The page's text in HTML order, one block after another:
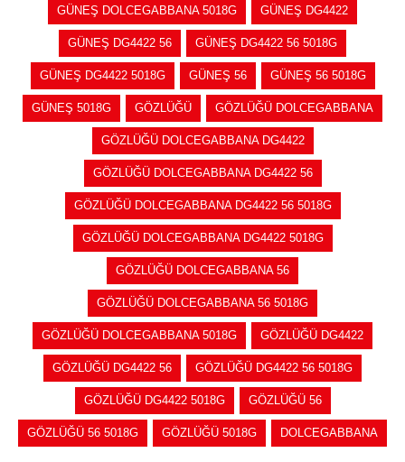
GÜNEŞ DOLCEGABBANA 5018G GÜNEŞ DG4422
GÜNEŞ DG4422 56 GÜNEŞ DG4422 56 5018G
GÜNEŞ DG4422 5018G GÜNEŞ 56 GÜNEŞ 56 5018G
GÜNEŞ 5018G GÖZLÜĞÜ GÖZLÜĞÜ DOLCEGABBANA
GÖZLÜĞÜ DOLCEGABBANA DG4422
GÖZLÜĞÜ DOLCEGABBANA DG4422 56
GÖZLÜĞÜ DOLCEGABBANA DG4422 56 5018G
GÖZLÜĞÜ DOLCEGABBANA DG4422 5018G
GÖZLÜĞÜ DOLCEGABBANA 56
GÖZLÜĞÜ DOLCEGABBANA 56 5018G
GÖZLÜĞÜ DOLCEGABBANA 5018G GÖZLÜĞÜ DG4422
GÖZLÜĞÜ DG4422 56 GÖZLÜĞÜ DG4422 56 5018G
GÖZLÜĞÜ DG4422 5018G GÖZLÜĞÜ 56
GÖZLÜĞÜ 56 5018G GÖZLÜĞÜ 5018G DOLCEGABBANA